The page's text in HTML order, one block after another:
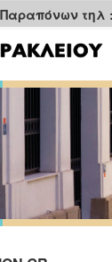
τηλ :